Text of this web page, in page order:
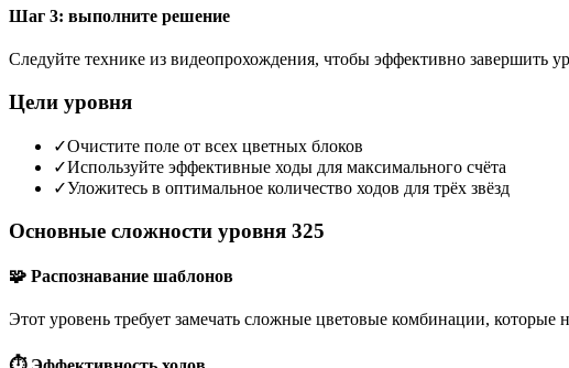
Шаг 3: выполните решение
Следуйте технике из видеопрохождения, чтобы эффективно завершить
Цели уровня
✓Очистите поле от всех цветных блоков
✓Используйте эффективные ходы для максимального счёта
✓Уложитесь в оптимальное количество ходов для трёх звёзд
Основные сложности уровня 325
🧩 Распознавание шаблонов
Этот уровень требует замечать сложные цветовые комбинации, которые